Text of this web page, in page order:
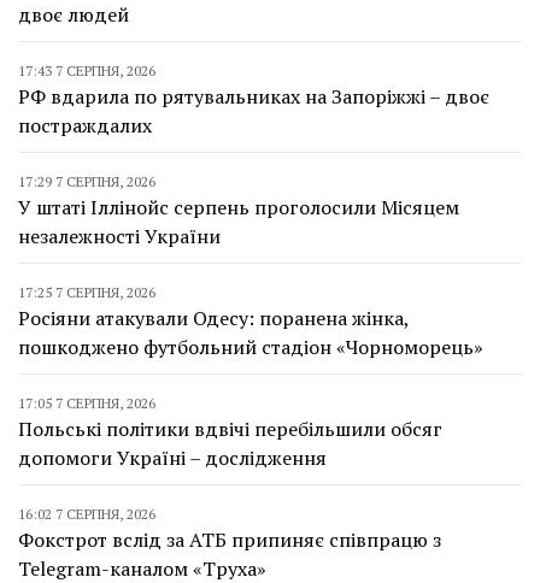
двоє людей
17:43 7 СЕРПНЯ, 2026
РФ вдарила по рятувальниках на Запоріжжі – двоє
постраждалих
17:29 7 СЕРПНЯ, 2026
У штаті Іллінойс серпень проголосили Місяцем
незалежності України
17:25 7 СЕРПНЯ, 2026
Росіяни атакували Одесу: поранена жінка,
пошкоджено футбольний стадіон «Чорноморець»
17:05 7 СЕРПНЯ, 2026
Польські політики вдвічі перебільшили обсяг
допомоги Україні – дослідження
16:02 7 СЕРПНЯ, 2026
Фокстрот вслід за АТБ припиняє співпрацю з
Telegram-каналом «Труха»